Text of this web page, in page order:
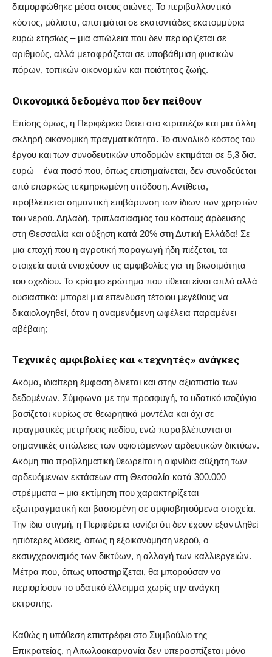
διαμορφώθηκε μέσα στους αιώνες. Το περιβαλλοντικό
κόστος, μάλιστα, αποτιμάται σε εκατοντάδες εκατομμύρια
ευρώ ετησίως – μια απώλεια που δεν περιορίζεται σε
αριθμούς, αλλά μεταφράζεται σε υποβάθμιση φυσικών
πόρων, τοπικών οικονομιών και ποιότητας ζωής.
Οικονομικά δεδομένα που δεν πείθουν
Επίσης όμως, η Περιφέρεια θέτει στο «τραπέζι» και μια άλλη
σκληρή οικονομική πραγματικότητα. Το συνολικό κόστος του
έργου και των συνοδευτικών υποδομών εκτιμάται σε 5,3 δισ.
ευρώ – ένα ποσό που, όπως επισημαίνεται, δεν συνοδεύεται
από επαρκώς τεκμηριωμένη απόδοση. Αντίθετα,
προβλέπεται σημαντική επιβάρυνση των ίδιων των χρηστών
του νερού. Δηλαδή, τριπλασιασμός του κόστους άρδευσης
στη Θεσσαλία και αύξηση κατά 20% στη Δυτική Ελλάδα! Σε
μια εποχή που η αγροτική παραγωγή ήδη πιέζεται, τα
στοιχεία αυτά ενισχύουν τις αμφιβολίες για τη βιωσιμότητα
του σχεδίου. Το κρίσιμο ερώτημα που τίθεται είναι απλό αλλά
ουσιαστικό: μπορεί μια επένδυση τέτοιου μεγέθους να
δικαιολογηθεί, όταν η αναμενόμενη ωφέλεια παραμένει
αβέβαιη;
Τεχνικές αμφιβολίες και «τεχνητές» ανάγκες
Ακόμα, ιδιαίτερη έμφαση δίνεται και στην αξιοπιστία των
δεδομένων. Σύμφωνα με την προσφυγή, το υδατικό ισοζύγιο
βασίζεται κυρίως σε θεωρητικά μοντέλα και όχι σε
πραγματικές μετρήσεις πεδίου, ενώ παραβλέπονται οι
σημαντικές απώλειες των υφιστάμενων αρδευτικών δικτύων.
Ακόμη πιο προβληματική θεωρείται η αιφνίδια αύξηση των
αρδευόμενων εκτάσεων στη Θεσσαλία κατά 300.000
στρέμματα – μια εκτίμηση που χαρακτηρίζεται
εξωπραγματική και βασισμένη σε αμφισβητούμενα στοιχεία.
Την ίδια στιγμή, η Περιφέρεια τονίζει ότι δεν έχουν εξαντληθεί
ηπιότερες λύσεις, όπως η εξοικονόμηση νερού, ο
εκσυγχρονισμός των δικτύων, η αλλαγή των καλλιεργειών.
Μέτρα που, όπως υποστηρίζεται, θα μπορούσαν να
περιορίσουν το υδατικό έλλειμμα χωρίς την ανάγκη
εκτροπής.
Καθώς η υπόθεση επιστρέφει στο Συμβούλιο της
Επικρατείας, η Αιτωλοακαρνανία δεν υπερασπίζεται μόνο